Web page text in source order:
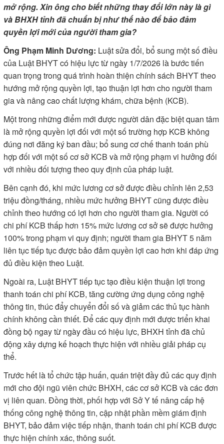
mở rộng. Xin ông cho biết những thay đổi lớn này là gì
và BHXH tỉnh đã chuẩn bị như thế nào để bảo đảm
quyền lợi mới của người tham gia?
Ông Phạm Minh Dương: Luật sửa đổi, bổ sung một số điều
của Luật BHYT có hiệu lực từ ngày 1/7/2026 là bước tiến
quan trọng trong quá trình hoàn thiện chính sách BHYT theo
hướng mở rộng quyền lợi, tạo thuận lợi hơn cho người tham
gia và nâng cao chất lượng khám, chữa bệnh (KCB).
Một trong những điểm mới được người dân đặc biệt quan tâm
là mở rộng quyền lợi đối với một số trường hợp KCB không
đúng nơi đăng ký ban đầu; bổ sung cơ chế thanh toán phù
hợp đối với một số cơ sở KCB và mở rộng phạm vi hưởng đối
với nhiều đối tượng theo quy định của pháp luật.
Bên cạnh đó, khi mức lương cơ sở được điều chỉnh lên 2,53
triệu đồng/tháng, nhiều mức hưởng BHYT cũng được điều
chỉnh theo hướng có lợi hơn cho người tham gia. Người có
chi phí KCB thấp hơn 15% mức lương cơ sở sẽ được hưởng
100% trong phạm vi quy định; người tham gia BHYT 5 năm
liên tục tiếp tục được bảo đảm quyền lợi cao hơn khi đáp ứng
đủ điều kiện theo Luật.
Ngoài ra, Luật BHYT tiếp tục tạo điều kiện thuận lợi trong
thanh toán chi phí KCB, tăng cường ứng dụng công nghệ
thông tin, thúc đẩy chuyển đổi số và giảm các thủ tục hành
chính không cần thiết. Để các quy định mới được triển khai
đồng bộ ngay từ ngày đầu có hiệu lực, BHXH tỉnh đã chủ
động xây dựng kế hoạch thực hiện với nhiều giải pháp cụ
thể.
Trước hết là tổ chức tập huấn, quán triệt đầy đủ các quy định
mới cho đội ngũ viên chức BHXH, các cơ sở KCB và các đơn
vị liên quan. Đồng thời, phối hợp với Sở Y tế nâng cấp hệ
thống công nghệ thông tin, cập nhật phần mềm giám định
BHYT, bảo đảm việc tiếp nhận, thanh toán chi phí KCB được
thực hiện chính xác, thông suốt.